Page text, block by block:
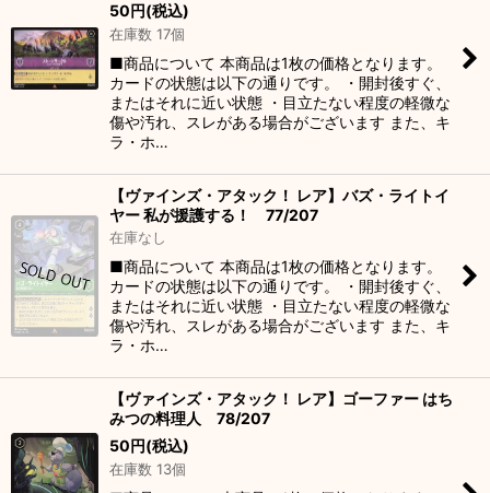
50円(税込)
在庫数 17個
■商品について 本商品は1枚の価格となります。
カードの状態は以下の通りです。 ・開封後すぐ、
またはそれに近い状態 ・目立たない程度の軽微な
傷や汚れ、スレがある場合がございます また、キ
ラ・ホ…
【ヴァインズ・アタック！ レア】バズ・ライトイ
ヤー 私が援護する！ 77/207
在庫なし
■商品について 本商品は1枚の価格となります。
カードの状態は以下の通りです。 ・開封後すぐ、
またはそれに近い状態 ・目立たない程度の軽微な
傷や汚れ、スレがある場合がございます また、キ
ラ・ホ…
【ヴァインズ・アタック！ レア】ゴーファー はち
みつの料理人 78/207
50円(税込)
在庫数 13個